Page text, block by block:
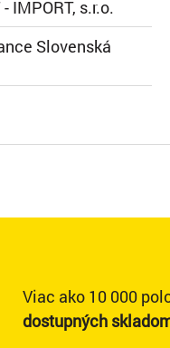
IMPORT, s.r.o.
Slovenská
Viac ako 10 000
dostupných